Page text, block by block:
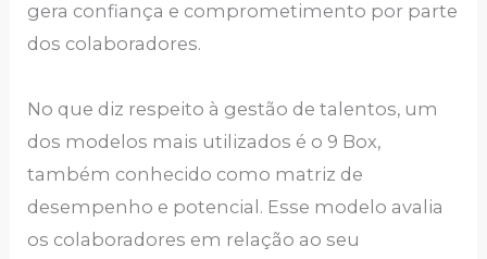
gera confiança e comprometimento por parte
dos colaboradores.
No que diz respeito à gestão de talentos, um
dos modelos mais utilizados é o 9 Box,
também conhecido como matriz de
desempenho e potencial. Esse modelo avalia
os colaboradores em relação ao seu